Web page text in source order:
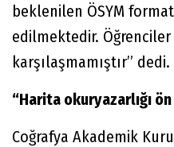
beklenilen ÖSYM
edilmektedir.
karşılaşmamıştır” dedi.
“Harita okuryazarlığı
Coğrafya Akademik